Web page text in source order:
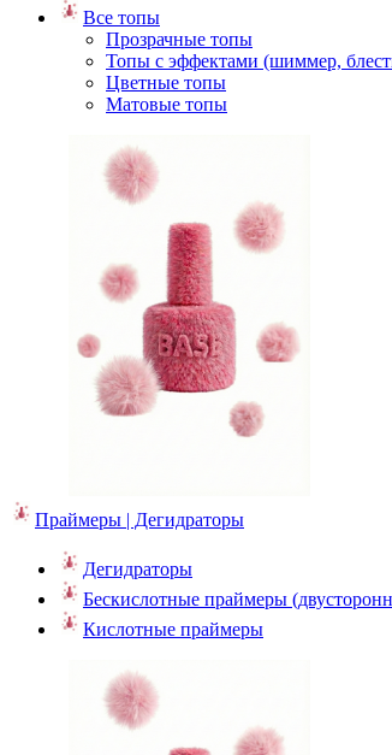
Все топы
Прозрачные топы
Топы с эффектами (шиммер,
Цветные топы
Матовые топы
Праймеры | Дегидраторы
Дегидраторы
Бескислотные праймеры
Кислотные праймеры